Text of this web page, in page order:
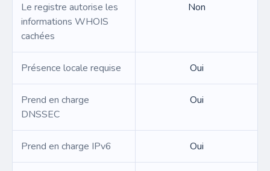
Le registre autorise les
informations WHOIS
cachées
Non
Présence locale requise Oui
Prend en charge
DNSSEC
Oui
Prend en charge IPv6 Oui